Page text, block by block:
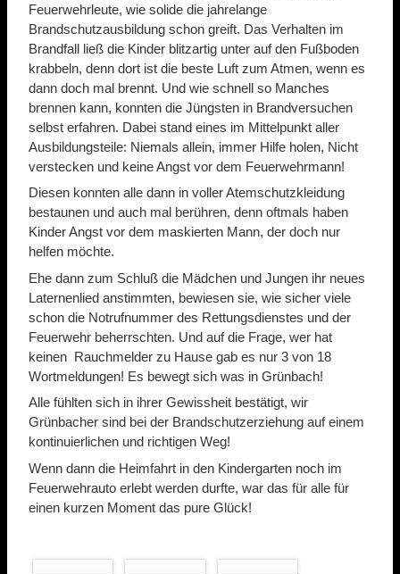
Feuerwehrleute, wie solide die jahrelange
Brandschutzausbildung schon greift. Das Verhalten im
Brandfall ließ die Kinder blitzartig unter auf den Fußboden
krabbeln, denn dort ist die beste Luft zum Atmen, wenn es
dann doch mal brennt. Und wie schnell so Manches
brennen kann, konnten die Jüngsten in Brandversuchen
selbst erfahren. Dabei stand eines im Mittelpunkt aller
Ausbildungsteile: Niemals allein, immer Hilfe holen, Nicht
verstecken und keine Angst vor dem Feuerwehrmann!
Diesen konnten alle dann in voller Atemschutzkleidung
bestaunen und auch mal berühren, denn oftmals haben
Kinder Angst vor dem maskierten Mann, der doch nur
helfen möchte.
Ehe dann zum Schluß die Mädchen und Jungen ihr neues
Laternenlied anstimmten, bewiesen sie, wie sicher viele
schon die Notrufnummer des Rettungsdienstes und der
Feuerwehr beherrschten. Und auf die Frage, wer hat
keinen Rauchmelder zu Hause gab es nur 3 von 18
Wortmeldungen! Es bewegt sich was in Grünbach!
Alle fühlten sich in ihrer Gewissheit bestätigt, wir
Grünbacher sind bei der Brandschutzerziehung auf einem
kontinuierlichen und richtigen Weg!
Wenn dann die Heimfahrt in den Kindergarten noch im
Feuerwehrauto erlebt werden durfte, war das für alle für
einen kurzen Moment das pure Glück!